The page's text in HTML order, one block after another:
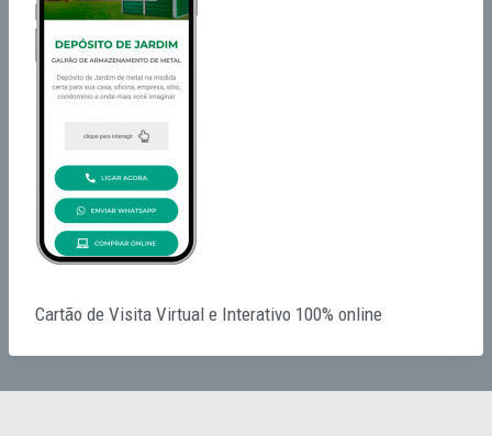
Cartão de Visita Virtual e Interativo 100% online